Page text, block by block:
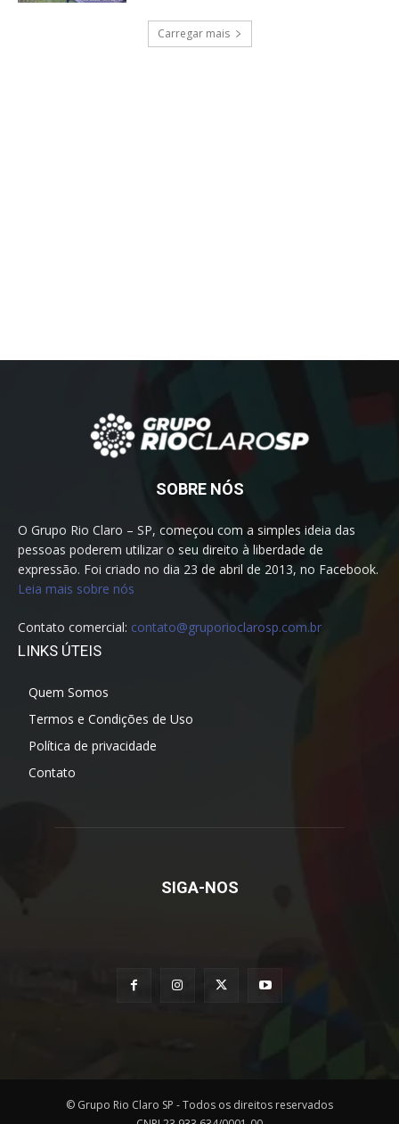
Carregar mais
SOBRE NÓS
O Grupo Rio Claro – SP, começou com a simples ideia das
pessoas poderem utilizar o seu direito à liberdade de
expressão. Foi criado no dia 23 de abril de 2013, no Facebook.
Leia mais sobre nós
Contato comercial: contato@gruporioclarosp.com.br
LINKS ÚTEIS
Quem Somos
Termos e Condições de Uso
Política de privacidade
Contato
SIGA-NOS
© Grupo Rio Claro SP - Todos os direitos reservados